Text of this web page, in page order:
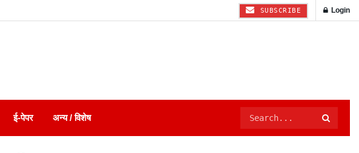
SUBSCRIBE Login
ई-पेपर अन्य / विशेष